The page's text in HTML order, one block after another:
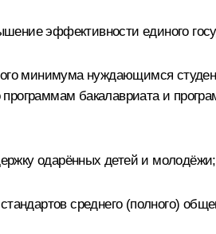
эффективности единого
минимума нуждающимся
бакалавриата и
одарённых детей и молодёжи;
среднего (полного)